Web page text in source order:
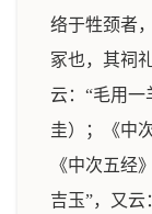
络于牲颈者
冢也，其祠
云：“毛用
圭）；《中
《中次五经
吉玉”，又云